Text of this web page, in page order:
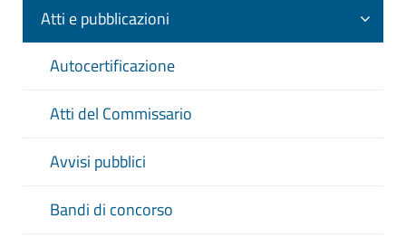
Atti e pubblicazioni
Autocertificazione
Atti del Commissario
Avvisi pubblici
Bandi di concorso